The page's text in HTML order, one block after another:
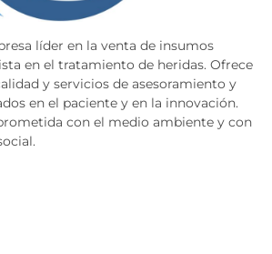
líder en la venta de insumos
en el tratamiento de heridas. Ofrece
y servicios de asesoramiento y
en el paciente y en la innovación.
con el medio ambiente y con